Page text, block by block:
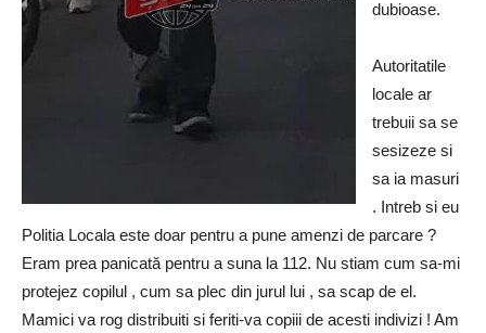
dubioase.
Autoritatile
locale ar
trebuii sa se
sesizeze si
sa ia masuri
. Intreb si eu
Politia Locala este doar pentru a pune amenzi de parcare ?
Eram prea panicată pentru a suna la 112. Nu stiam cum sa-mi
protejez copilul , cum sa plec din jurul lui , sa scap de el.
Mamici va rog distribuiti si feriti-va copiii de acesti indivizi ! Am